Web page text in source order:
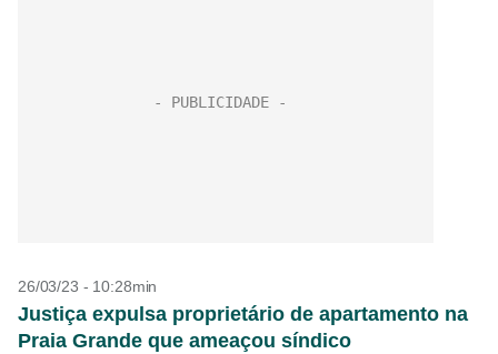
26/03/23 - 10:28min
Justiça expulsa proprietário de apartamento na
Praia Grande que ameaçou síndico